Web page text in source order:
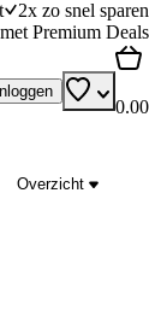
2x zo snel sparen
Premium Deals
0.00
Overzicht